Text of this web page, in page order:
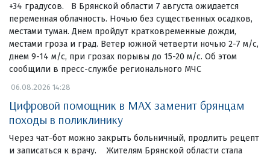
+34 градусов. В Брянской области 7 августа ожидается
переменная облачность. Ночью без существенных осадков,
местами туман. Днем пройдут кратковременные дожди,
местами гроза и град. Ветер южной четверти ночью 2-7 м/с,
днем 9-14 м/с, при грозах порывы до 15-20 м/с. Об этом
сообщили в пресс-службе регионального МЧС
06.08.2026 14:28
Цифровой помощник в MAX заменит брянцам
походы в поликлинику
Через чат-бот можно закрыть больничный, продлить рецепт
и записаться к врачу. Жителям Брянской области стала